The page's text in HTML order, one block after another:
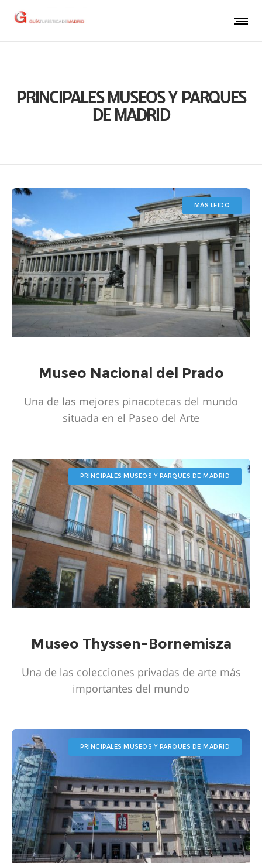
PRINCIPALES MUSEOS Y PARQUES
DE MADRID
MÁS LEIDO
Museo Nacional del Prado
Una de las mejores pinacotecas del mundo
situada en el Paseo del Arte
PRINCIPALES MUSEOS Y PARQUES DE MADRID
Museo Thyssen-Bornemisza
Una de las colecciones privadas de arte más
importantes del mundo
PRINCIPALES MUSEOS Y PARQUES DE MADRID